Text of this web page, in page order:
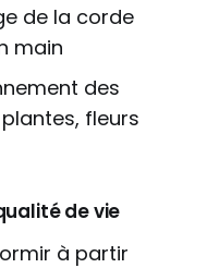
de la corde
main
des
fleurs
de vie
à partir